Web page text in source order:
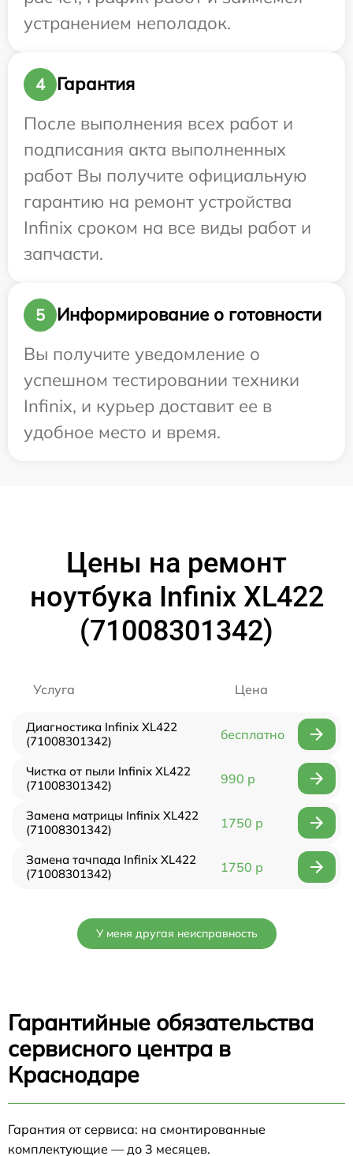
устранением неполадок.
4
Гарантия
После выполнения всех работ и
подписания акта выполненных
работ Вы получите официальную
гарантию на ремонт устройства
Infinix сроком на все виды работ и
запчасти.
5
Информирование о готовности
Вы получите уведомление о
успешном тестировании техники
Infinix, и курьер доставит ее в
удобное место и время.
Цены на ремонт
ноутбука Infinix XL422
(71008301342)
Услуга Цена
Диагностика Infinix XL422
(71008301342)
бесплатно
Чистка от пыли Infinix XL422
(71008301342)
990 р
Замена матрицы Infinix XL422
(71008301342)
1750 р
Замена тачпада Infinix XL422
(71008301342)
1750 р
У меня другая неисправность
Гарантийные обязательства
сервисного центра в
Краснодаре
Гарантия от сервиса: на смонтированные
комплектующие — до 3 месяцев.